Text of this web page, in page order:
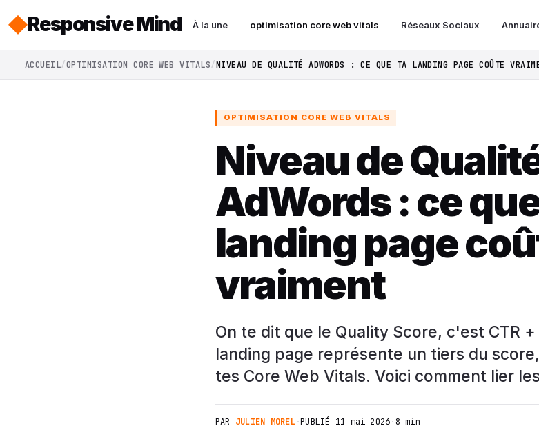
Responsive Mind À la une optimisation core web vitals Réseaux Sociaux
ACCUEIL OPTIMISATION CORE WEB VITALS NIVEAU DE QUALITÉ ADWORDS : CE QUE TA LANDING PAGE COÛTE
OPTIMISATION CORE WEB VITALS
Niveau de
AdWords : ce
landing page
vraiment
On te dit que le Quality Score, c'est CTR
landing page représente un tiers du
tes Core Web Vitals. Voici comment lier
PAR JULIEN MOREL·PUBLIÉ 11 mai 2026· 8 min